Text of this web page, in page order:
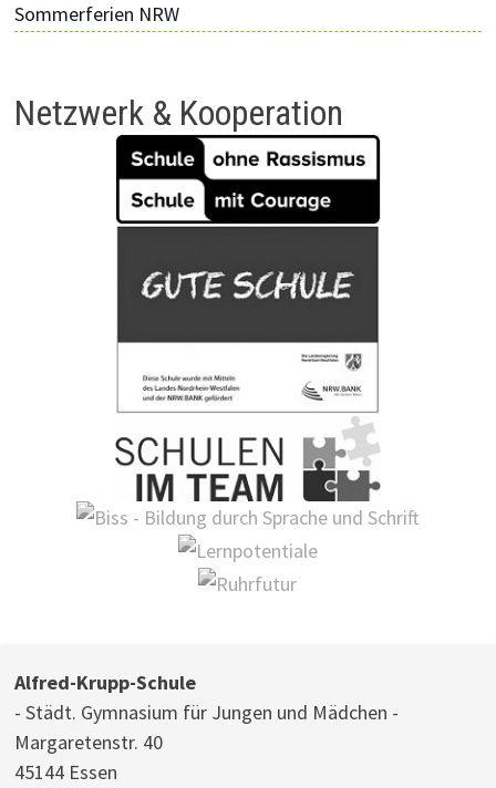
Sommerferien NRW
Netzwerk & Kooperation
Alfred-Krupp-Schule
- Städt. Gymnasium für Jungen und Mädchen -
Margaretenstr. 40
45144 Essen